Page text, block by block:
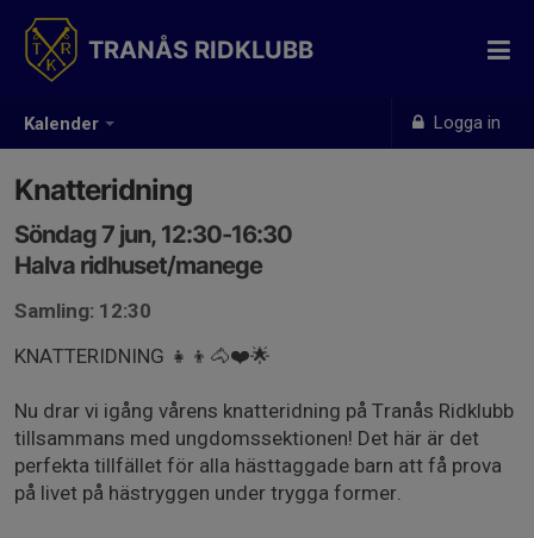
Kalender Logga in
TRANÅS RIDKLUBB
Knatteridning
Söndag 7 jun, 12:30-16:30
Halva ridhuset/manege
Samling: 12:30
KNATTERIDNING 👧👦🐴❤️🌟
Nu drar vi igång vårens knatteridning på Tranås Ridklubb
tillsammans med ungdomssektionen! Det här är det
perfekta tillfället för alla hästtaggade barn att få prova
på livet på hästryggen under trygga former.